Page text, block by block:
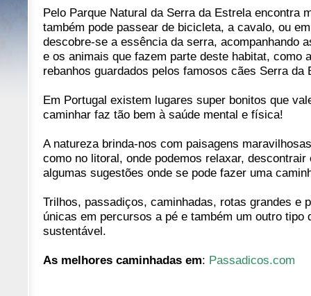
Pelo Parque Natural da Serra da Estrela encontra
também pode passear de bicicleta, a cavalo, ou
descobre-se a essência da serra, acompanhando
e os animais que fazem parte deste habitat, como
rebanhos guardados pelos famosos cães Serra da
Em Portugal existem lugares super bonitos que
caminhar faz tão bem à saúde mental e física!
A natureza brinda-nos com paisagens
como no litoral, onde podemos relaxar,
algumas sugestões onde se pode fazer uma
Trilhos, passadiços, caminhadas, rotas grandes e
únicas em percursos a pé e também um outro
sustentável.
As melhores caminhadas em: Passadicos.com